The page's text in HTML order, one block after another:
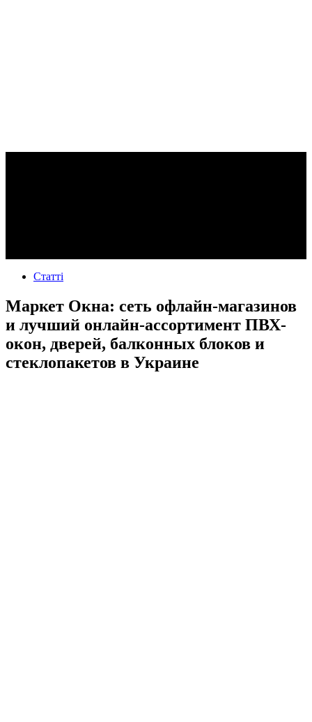
Статті
Маркет Окна: сеть офлайн-магазинов
и лучший онлайн-ассортимент ПВХ-
окон, дверей, балконных блоков и
стеклопакетов в Украине